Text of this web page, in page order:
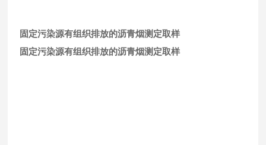
固定污染源有组织排放的沥青烟测定取样
固定污染源有组织排放的沥青烟测定取样